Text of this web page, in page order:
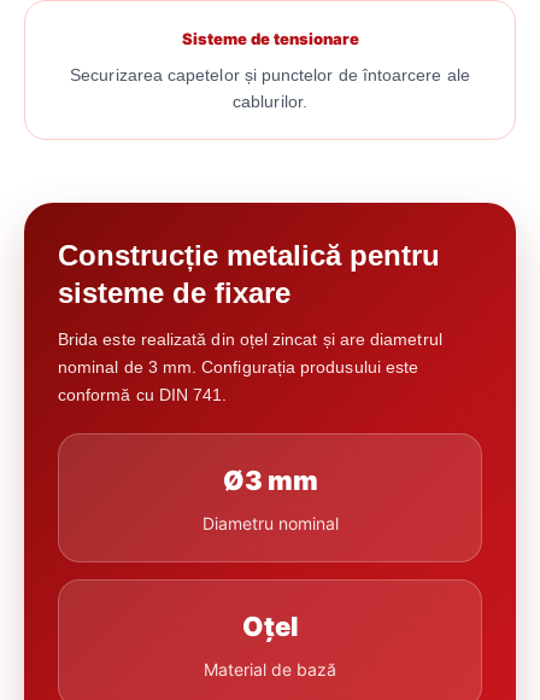
Sisteme de tensionare
Securizarea capetelor și punctelor de întoarcere ale
cablurilor.
Construcție metalică pentru
sisteme de fixare
Brida este realizată din oțel zincat și are diametrul
nominal de 3 mm. Configurația produsului este
conformă cu DIN 741.
Ø3 mm
Diametru nominal
Oțel
Material de bază